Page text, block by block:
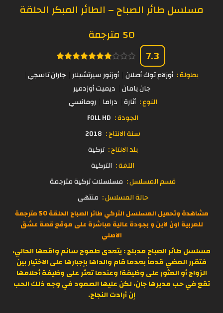
مسلسل طائر الصباح – الطائر المبكر الحلقة
50 مترجمة
7.3
بطولة : أوزلام توك أصلان أوزنور سيرتشيلار جاران تاسجي
جان يامان ديميت أوزدمير
النوع : أثارة دراما رومانسي
الجودة : FOLL HD
سنة الانتاج : 2018
بلد الانتاج : تركية
اللغة : التركية
قسم المسلسل : مسلسلات تركية مترجمة
حالة المسلسل : منتهى
مشاهدة وتحميل المسلسل التركي طائر الصباح الحلقة 50 مترجمة
للعربية اون لاين و بجودة عالية مباشرة على موقع قصة عشق
الاصلي
مسلسل طائر الصباح مدبلج : يتعدى طموح سانم واقعها الحالي،
فتقرر المضي قدماً بعدما قام والداها بإجبارها على الاختيار بين
الزواج أو العثور على وظيفة! وعندما تعثر على وظيفة أحلامها
تقع في حب مديرها جان، لكن عليها الصمود في وجه ذلك الحب
إن أرادت النجاح.